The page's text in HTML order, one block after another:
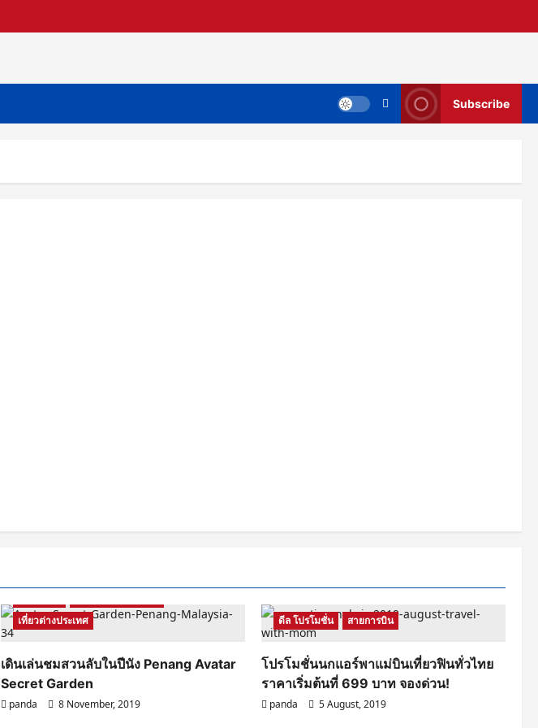
Subscribe
เที่ยวต่างประเทศ
เดินเล่นชมสวนลับในปีนัง Penang Avatar
Secret Garden
panda 8 November, 2019
ดีล โปรโมชั่น สายการบิน
โปรโมชั่นนกแอร์พาแม่บินเที่ยวฟินทั่วไทย
ราคาเริ่มต้นที่ 699 บาท จองด่วน!
panda 5 August, 2019